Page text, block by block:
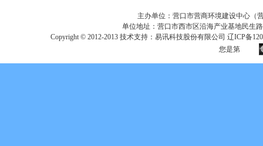
主办单位：营口市营商环境建设中心（
单位地址：营口市西市区沿海产业基地民生
Copyright © 2012-2013 技术支持：易讯科技股份有限公司 辽ICP备
您是第